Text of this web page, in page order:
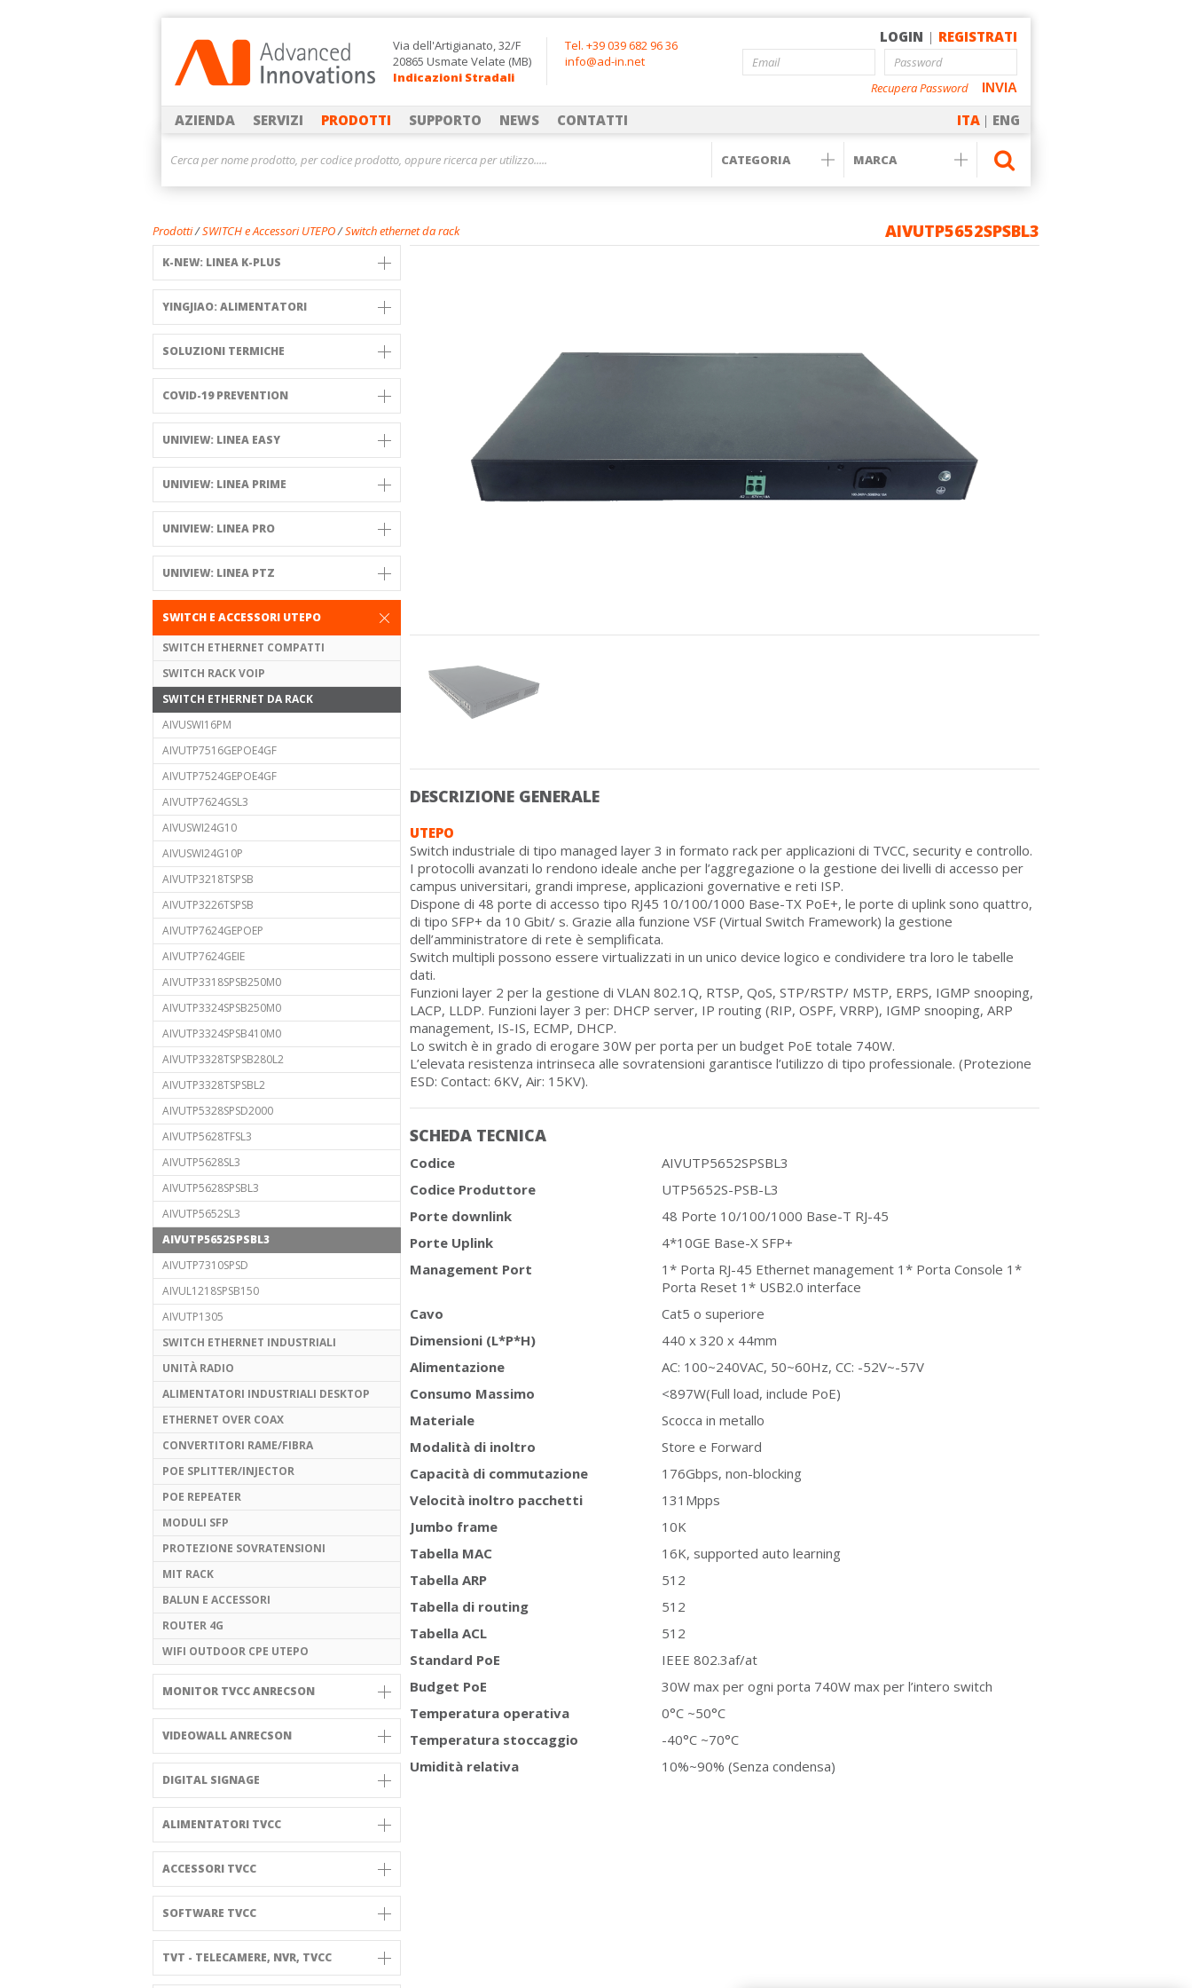
Via dell'Artigianato, 32/F
20865 Usmate Velate (MB)
Indicazioni Stradali
Tel. +39 039 682 96 36
info@ad-in.net
LOGIN | REGISTRATI
INVIA
Recupera Password
AZIENDA SERVIZI PRODOTTI SUPPORTO NEWS CONTATTI ITA | ENG
Prodotti/SWITCH e Accessori UTEPO/Switch ethernet da rack AIVUTP5652SPSBL3
K-NEW: LINEA K-PLUS
YINGJIAO: ALIMENTATORI
SOLUZIONI TERMICHE
COVID-19 PREVENTION
UNIVIEW: LINEA EASY
UNIVIEW: LINEA PRIME
UNIVIEW: LINEA PRO
UNIVIEW: LINEA PTZ
SWITCH E ACCESSORI UTEPO
SWITCH ETHERNET COMPATTI
SWITCH RACK VOIP
SWITCH ETHERNET DA RACK
AIVUSWI16PM
AIVUTP7516GEPOE4GF
AIVUTP7524GEPOE4GF
AIVUTP7624GSL3
AIVUSWI24G10
AIVUSWI24G10P
AIVUTP3218TSPSB
AIVUTP3226TSPSB
AIVUTP7624GEPOEP
AIVUTP7624GEIE
AIVUTP3318SPSB250M0
AIVUTP3324SPSB250M0
AIVUTP3324SPSB410M0
AIVUTP3328TSPSB280L2
AIVUTP3328TSPSBL2
AIVUTP5328SPSD2000
AIVUTP5628TFSL3
AIVUTP5628SL3
AIVUTP5628SPSBL3
AIVUTP5652SL3
AIVUTP5652SPSBL3
AIVUTP7310SPSD
AIVUL1218SPSB150
AIVUTP1305
SWITCH ETHERNET INDUSTRIALI
UNITÀ RADIO
ALIMENTATORI INDUSTRIALI DESKTOP
ETHERNET OVER COAX
CONVERTITORI RAME/FIBRA
POE SPLITTER/INJECTOR
POE REPEATER
MODULI SFP
PROTEZIONE SOVRATENSIONI
MIT RACK
BALUN E ACCESSORI
ROUTER 4G
WIFI OUTDOOR CPE UTEPO
MONITOR TVCC ANRECSON
VIDEOWALL ANRECSON
DIGITAL SIGNAGE
ALIMENTATORI TVCC
ACCESSORI TVCC
SOFTWARE TVCC
TVT - TELECAMERE, NVR, TVCC
DESCRIZIONE GENERALE
UTEPO
Switch industriale di tipo managed layer 3 in formato rack per applicazioni di TVCC, security e controllo.
I protocolli avanzati lo rendono ideale anche per l’aggregazione o la gestione dei livelli di accesso per
campus universitari, grandi imprese, applicazioni governative e reti ISP.
Dispone di 48 porte di accesso tipo RJ45 10/100/1000 Base-TX PoE+, le porte di uplink sono quattro,
di tipo SFP+ da 10 Gbit/ s. Grazie alla funzione VSF (Virtual Switch Framework) la gestione
dell’amministratore di rete è semplificata.
Switch multipli possono essere virtualizzati in un unico device logico e condividere tra loro le tabelle
dati.
Funzioni layer 2 per la gestione di VLAN 802.1Q, RTSP, QoS, STP/RSTP/ MSTP, ERPS, IGMP snooping,
LACP, LLDP. Funzioni layer 3 per: DHCP server, IP routing (RIP, OSPF, VRRP), IGMP snooping, ARP
management, IS-IS, ECMP, DHCP.
Lo switch è in grado di erogare 30W per porta per un budget PoE totale 740W.
L’elevata resistenza intrinseca alle sovratensioni garantisce l’utilizzo di tipo professionale. (Protezione
ESD: Contact: 6KV, Air: 15KV).
SCHEDA TECNICA
Codice
AIVUTP5652SPSBL3
Codice Produttore
UTP5652S-PSB-L3
Porte downlink
48 Porte 10/100/1000 Base-T RJ-45
Porte Uplink
4*10GE Base-X SFP+
Management Port
1* Porta RJ-45 Ethernet management 1* Porta Console 1*
Porta Reset 1* USB2.0 interface
Cavo
Cat5 o superiore
Dimensioni (L*P*H)
440 x 320 x 44mm
Alimentazione
AC: 100~240VAC, 50~60Hz, CC: -52V~-57V
Consumo Massimo
<897W(Full load, include PoE)
Materiale
Scocca in metallo
Modalità di inoltro
Store e Forward
Capacità di commutazione
176Gbps, non-blocking
Velocità inoltro pacchetti
131Mpps
Jumbo frame
10K
Tabella MAC
16K, supported auto learning
Tabella ARP
512
Tabella di routing
512
Tabella ACL
512
Standard PoE
IEEE 802.3af/at
Budget PoE
30W max per ogni porta 740W max per l’intero switch
Temperatura operativa
0°C ~50°C
Temperatura stoccaggio
-40°C ~70°C
Umidità relativa
10%~90% (Senza condensa)